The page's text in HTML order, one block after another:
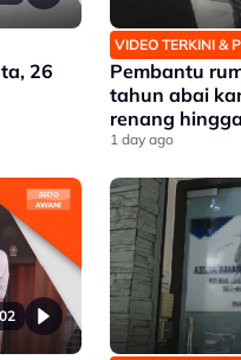
26
VIDEO TERKINI &
Pembantu
tahun abai
renang
1 day ago